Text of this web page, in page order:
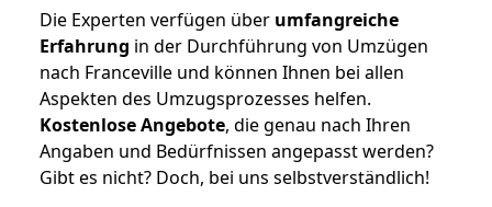
Die Experten verfügen über umfangreiche
Erfahrung in der Durchführung von Umzügen
nach Franceville und können Ihnen bei allen
Aspekten des Umzugsprozesses helfen.
Kostenlose Angebote, die genau nach Ihren
Angaben und Bedürfnissen angepasst werden?
Gibt es nicht? Doch, bei uns selbstverständlich!